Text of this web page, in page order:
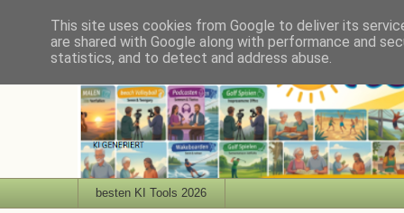
besten KI Tools 2026
This site uses cookies from Google to deliver its
are shared with Google along with performance and
statistics, and to detect and address abuse.